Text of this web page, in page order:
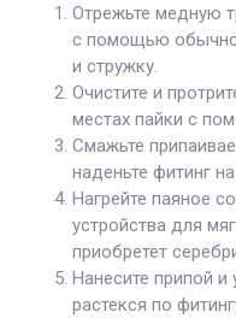
Отрежьте медную
с помощью
и стружку.
Очистите и
местах пайки с
Смажьте
наденьте фитинг на
Нагрейте паяное
устройства для
приобретет
Нанесите припой и
растекся по